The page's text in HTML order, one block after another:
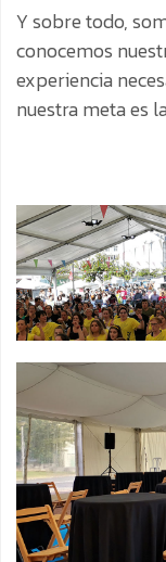
Y sobre todo,
conocemos
experiencia
nuestra meta es